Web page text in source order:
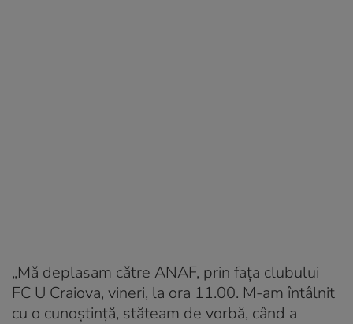
„Mă deplasam către ANAF, prin fața clubului
FC U Craiova, vineri, la ora 11.00. M-am întâlnit
cu o cunoștință, stăteam de vorbă, când a